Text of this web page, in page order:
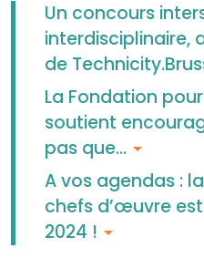
Un concours
interdisciplinaire,
de
La Fondation
soutient
pas que…
A vos agendas :
chefs d’œuvre
2024 !